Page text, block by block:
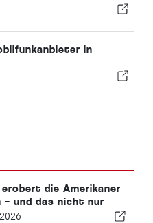
in
die Amerikaner
– und das nicht nur
Sonne